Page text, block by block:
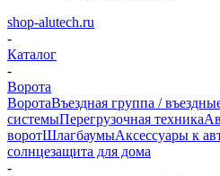
shop-alutech.ru
-
Каталог
-
Ворота
ВоротаВъездная группа /
системыПерегрузочная техника
воротШлагбаумыАксессуары к
солнцезащита для дома
-